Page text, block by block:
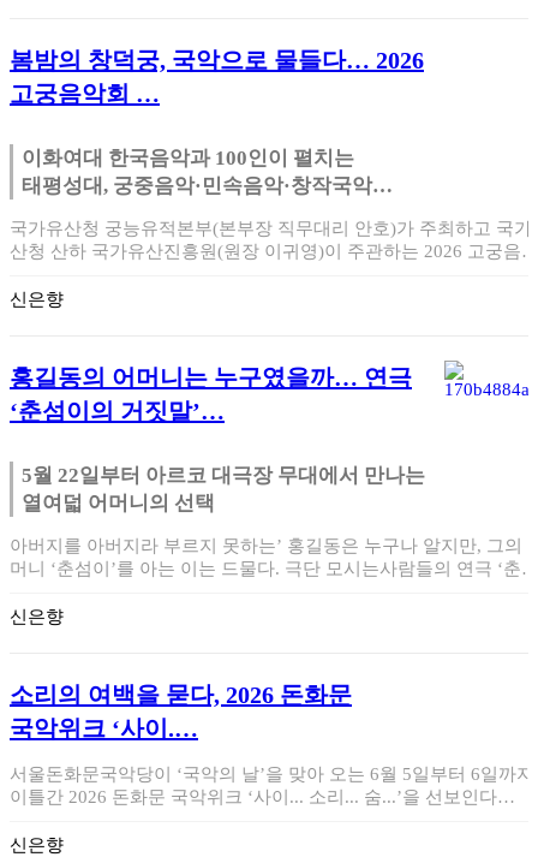
봄밤의 창덕궁, 국악으로 물들다… 2026
고궁음악회 …
이화여대 한국음악과 100인이 펼치는
태평성대, 궁중음악·민속음악·창작국악
국가유산청 궁능유적본부(본부장 직무대리 안호)가 주최하고 국가
산청 산하 국가유산진흥원(원장 이귀영)이 주관하는 2026 고궁음악
신은향
홍길동의 어머니는 누구였을까… 연극
‘춘섬이의 거짓말’…
5월 22일부터 아르코 대극장 무대에서 만나는
열여덟 어머니의 선택
아버지를 아버지라 부르지 못하는’ 홍길동은 누구나 알지만, 그의
머니 ‘춘섬이’를 아는 이는 드물다. 극단 모시는사람들의 연극 ‘춘섬
신은향
소리의 여백을 묻다, 2026 돈화문
국악위크 ‘사이.…
서울돈화문국악당이 ‘국악의 날’을 맞아 오는 6월 5일부터 6일까지
이틀간 2026 돈화문 국악위크 ‘사이... 소리... 숨...’을 선보인다…
신은향